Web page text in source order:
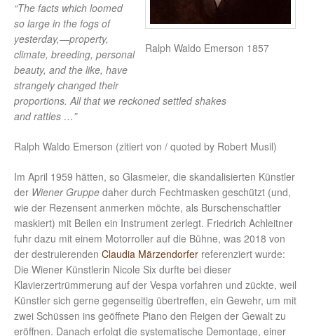
Ralph Waldo Emerson 1857
“The facts which loomed
so large in the fogs of
yesterday,—property,
climate, breeding, personal
beauty, and the like, have
strangely changed their
proportions. All that we reckoned settled shakes
and rattles …”
Ralph Waldo Emerson (zitiert von / quoted by Robert Musil)
Im April 1959 hätten, so Glasmeier, die skandalisierten Künstler
der Wiener Gruppe daher durch Fechtmasken geschützt (und,
wie der Rezensent anmerken möchte, als Burschenschaftler
maskiert) mit Beilen ein Instrument zerlegt. Friedrich Achleitner
fuhr dazu mit einem Motorroller auf die Bühne, was 2018 von
der destruierenden Claudia Märzendorfer referenziert wurde:
Die Wiener Künstlerin Nicole Six durfte bei dieser
Klavierzertrümmerung auf der Vespa vorfahren und zückte, weil
Künstler sich gerne gegenseitig übertreffen, ein Gewehr, um mit
zwei Schüssen ins geöffnete Piano den Reigen der Gewalt zu
eröffnen. Danach erfolgt die systematische Demontage, einer